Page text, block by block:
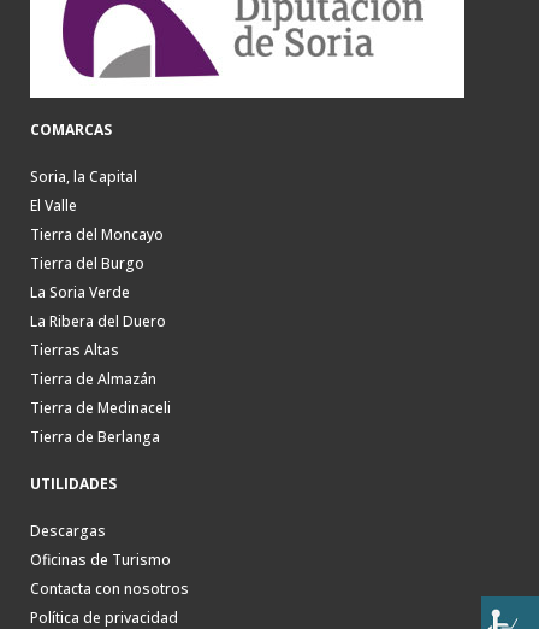
COMARCAS
Soria, la Capital
El Valle
Tierra del Moncayo
Tierra del Burgo
La Soria Verde
La Ribera del Duero
Tierras Altas
Tierra de Almazán
Tierra de Medinaceli
Tierra de Berlanga
UTILIDADES
Descargas
Oficinas de Turismo
Contacta con nosotros
Política de privacidad